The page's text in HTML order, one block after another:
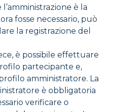
è la
fosse necessario, può
la registrazione del
è possibile effettuare
partecipante e,
amministratore. La
è obbligatoria
verificare o